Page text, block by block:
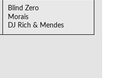
Blind Zero
Morais
DJ Rich & Mendes